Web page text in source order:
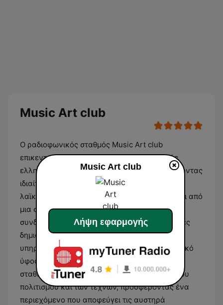
Music Art club
Ο ραδιοφωνικός σταθμός Music Art club
επικεντρώνεται στην προβολή της ποιοτικής
ελληνικής και διεθνούς μουσικής σκηνής, δίνοντας
ιδιαίτερη έμφαση στο έντεχνο και το ποιοτικό
λαϊκό τραγούδι. Το πρόγραμμα διαμορφώνεται από
μια συνεχή ροή μουσικών επιλογών που
συνδυάζουν κλασικά ακούσματα με σύγχρονες
δημιουργίες, εστιάζοντας σε καλλιτέχνες που
υπηρετούν το καλλιτεχνικό και το ατμοσφαιρικό
ύφος. Η ταυτότητα του σταθμού παραμένει
σταθερά προσανατολισμένη στην ανάδειξη του
πολιτισμού και των τεχνών, προσφέροντας ένα
περιεχόμενο που αποφεύγει τις αυστηρά
Music Art club
Λήψη εφαρμογής